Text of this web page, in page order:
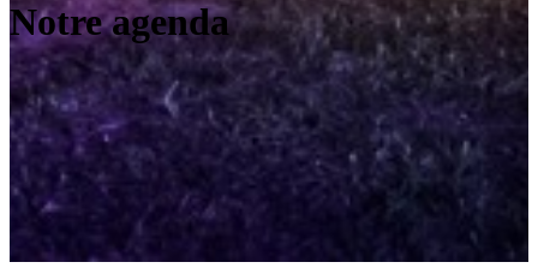
Notre agenda